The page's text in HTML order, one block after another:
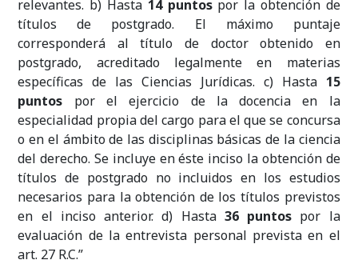
relevantes. b) Hasta 14 puntospor la obtención de
títulos de postgrado. El máximo puntaje
corresponderá al título de doctor obtenido en
postgrado, acreditado legalmente en materias
específicas de las Ciencias Jurídicas. c) Hasta 15
puntos por el ejercicio de la docencia en la
especialidad propia del cargo para el que se concursa
o en el ámbito de las disciplinas básicas de la ciencia
del derecho. Se incluye en éste inciso la obtención de
títulos de postgrado no incluidos en los estudios
necesarios para la obtención de los títulos previstos
en el inciso anterior. d) Hasta 36 puntos por la
evaluación de la entrevista personal prevista en el
art. 27 R.C.”